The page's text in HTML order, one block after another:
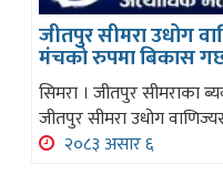
जीतपुर सीमरा उधोग
मंचको रुपमा बिकास
सिमरा । जीतपुर सीमराका
जीतपुर सीमरा उधोग
२०८३ असार ६